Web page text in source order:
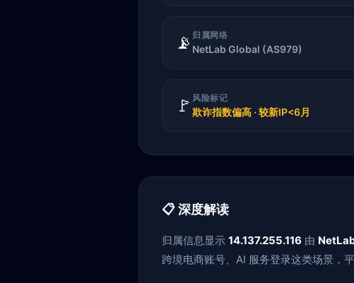
📡 归属网络
NetLab Global (AS979)
🚩 风险标记
欺诈指数偏高 · 较新IP<6月
📋 深度解读
归属信息显示 14.137.255.116 由
跨境电商账号、AI 服务登录这类场景，